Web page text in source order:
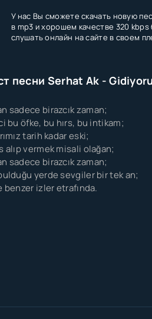
У нас Вы сможете скачать новую
в mp3 и хорошем качестве 320 kbps
слушать онлайн на сайте в своем
песни Serhat Ak -
sadece birazcık zaman;
bu öfke, bu hırs, bu intikam;
tarih kadar eski;
alıp vermek misali olağan;
sadece birazcık zaman;
yerde sevgiler bir tek an;
benzer izler etrafında.